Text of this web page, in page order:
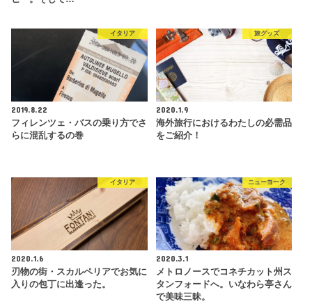
イタリア
2019.8.22
フィレンツェ・バスの乗り方でさ
らに混乱するの巻
旅グッズ
2020.1.9
海外旅行におけるわたしの必需品
をご紹介！
イタリア
2020.1.6
刃物の街・スカルペリアでお気に
入りの包丁に出逢った。
ニューヨーク
2020.3.1
メトロノースでコネチカット州ス
タンフォードへ。いなわら亭さん
で美味三昧。